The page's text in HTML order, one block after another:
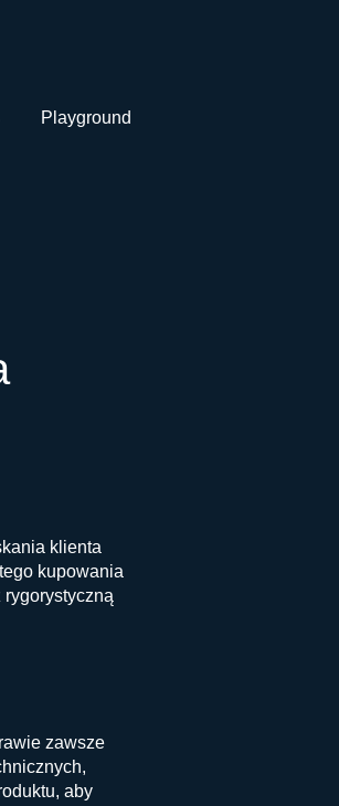
Playground
klienta
kupowania
zawsze
aby